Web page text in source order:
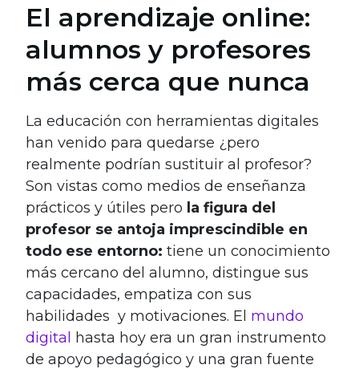
El aprendizaje online:
alumnos y profesores
más cerca que nunca
La educación con herramientas digitales
han venido para quedarse ¿pero
realmente podrían sustituir al profesor?
Son vistas como medios de enseñanza
prácticos y útiles pero la figura del
profesor se antoja imprescindible en
todo ese entorno: tiene un conocimiento
más cercano del alumno, distingue sus
capacidades, empatiza con sus
habilidades y motivaciones. El mundo
digital
hasta hoy era un gran instrumento
de apoyo pedagógico y una gran fuente